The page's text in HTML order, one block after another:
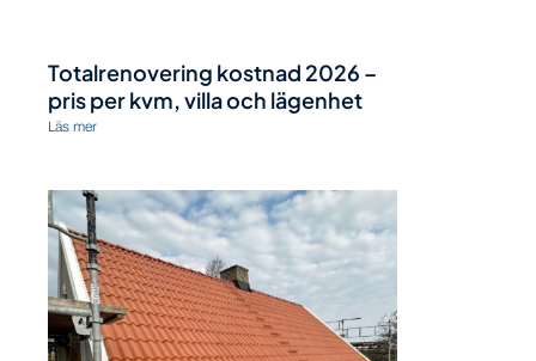
Totalrenovering kostnad 2026 –
pris per kvm, villa och lägenhet
Läs mer